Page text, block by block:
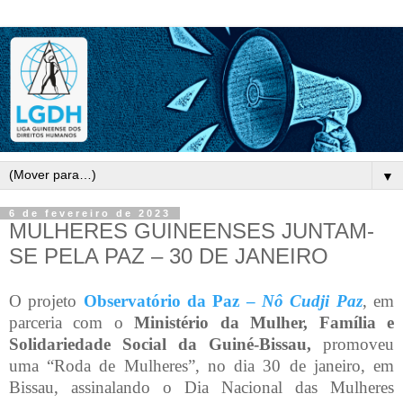
▼
6 de fevereiro de 2023
MULHERES GUINEENSES JUNTAM-
SE PELA PAZ – 30 DE JANEIRO
O projeto Observatório da Paz – Nô Cudji Paz, em
parceria com oMinistério da Mulher, Família e
Solidariedade Social da Guiné-Bissau, promoveu
uma “Roda de Mulheres”, no dia 30 de janeiro, em
Bissau, assinalando o Dia Nacional das Mulheres